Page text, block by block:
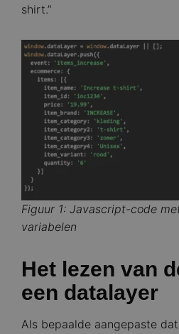
shirt.”
Image
Figuur 1: Javascript-code
variabelen
Het lezen van
een datalayer
Als bepaalde aangepaste